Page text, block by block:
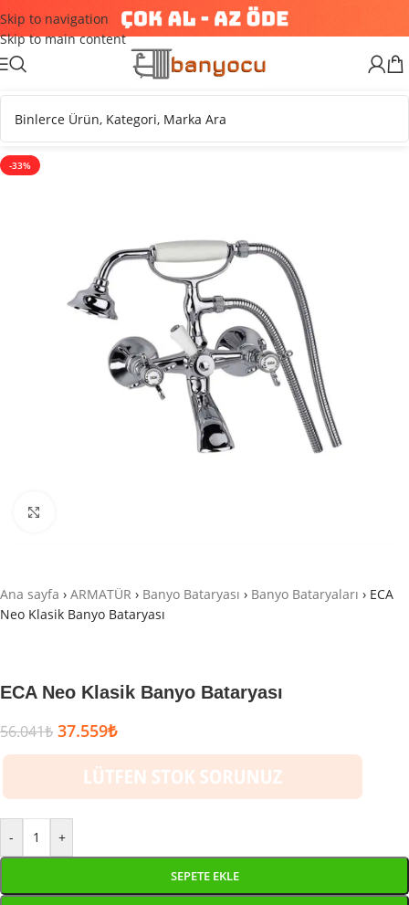
Skip to navigation
Skip to main content
-33%
Ana sayfa › ARMATÜR › Banyo Bataryası › Banyo Bataryaları › ECA
Neo Klasik Banyo Bataryası
ECA Neo Klasik Banyo Bataryası
56.041₺ 37.559₺
- +
SEPETE EKLE